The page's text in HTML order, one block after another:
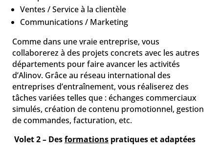
Ventes / Service à la clientèle
Communications / Marketing
Comme dans une vraie entreprise, vous
collaborerez à des projets concrets avec les autres
départements pour faire avancer les activités
d’Alinov. Grâce au réseau international des
entreprises d’entraînement, vous réaliserez des
tâches variées telles que : échanges commerciaux
simulés, création de contenu promotionnel, gestion
de commandes, facturation, etc.
Volet 2 – Desformations pratiques et adaptées